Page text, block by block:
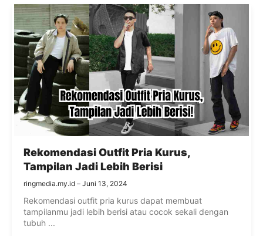
Rekomendasi Outfit Pria Kurus,
Tampilan Jadi Lebih Berisi
ringmedia.my.id Juni 13, 2024
Rekomendasi outfit pria kurus dapat membuat
tampilanmu jadi lebih berisi atau cocok sekali dengan
tubuh ...